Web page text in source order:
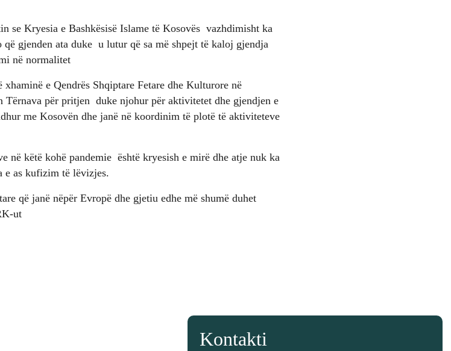
se Kryesia e Bashkësisë Islame të Kosovës vazhdimisht ka
që gjenden ata duke u lutur që sa më shpejt të kaloj gjendja
në normalitet
e Qendrës Shqiptare Fetare dhe Kulturore në
për pritjen duke njohur për aktivitetet dhe gjendjen e
me Kosovën dhe janë në koordinim të plotë të aktiviteteve
në këtë kohë pandemie është kryesish e mirë dhe atje nuk ka
e as kufizim të lëvizjes.
që janë nëpër Evropë dhe gjetiu edhe më shumë duhet
ut
Kontakti